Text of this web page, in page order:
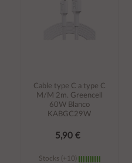
Cable type C a type C
M/M 2m. Greencell
60W Blanco
KABGC29W
5,90 €
Stocks (+10)